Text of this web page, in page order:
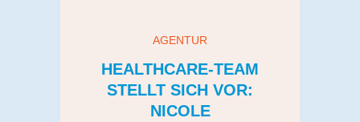
AGENTUR
HEALTHCARE-TEAM
STELLT SICH VOR:
NICOLE